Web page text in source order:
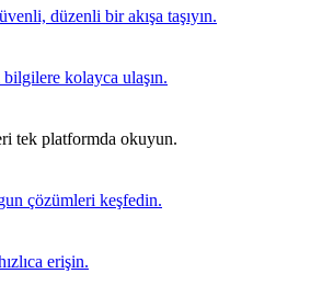
düzenli bir akışa taşıyın.
kolayca ulaşın.
tek platformda okuyun.
çözümleri keşfedin.
erişin.